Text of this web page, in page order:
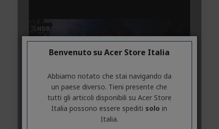
Benvenuto su Acer Store Italia
Abbiamo notato che stai navigando da
un paese diverso. Tieni presente che
tutti gli articoli disponibili su Acer Store
Italia possono essere spediti solo in
Italia.